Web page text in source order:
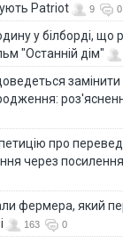
Patriot
9 0
у білборді, що
"Останній дім"
про
через посилення
фермера, який
163 0